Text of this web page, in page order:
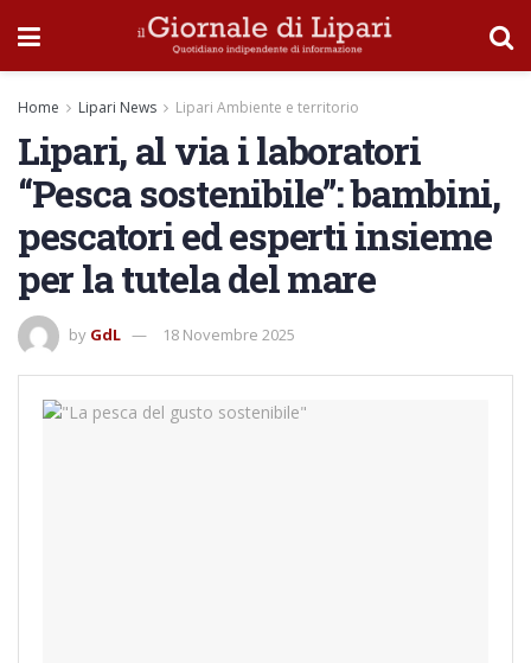
Home Lipari News Lipari Ambiente e territorio
Lipari, al via i laboratori
“Pesca sostenibile”: bambini,
pescatori ed esperti insieme
per la tutela del mare
by GdL 18 Novembre 2025